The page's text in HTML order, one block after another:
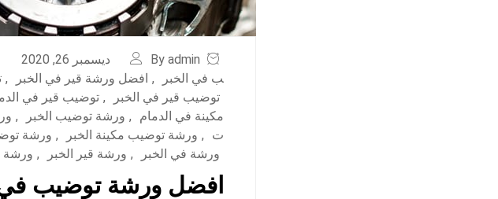
By admin ديسمبر 26, 2020
ب في الخبر
, افضل ورشة قير في الخبر ,
توضيب قير في الخبر
, توضيب قير في
مكينة في الدمام
, ورشة توضيب الخبر ,
ت
, ورشة توضيب مكينة الخبر , ورشة
ورشة في الخبر
, ورشة قير الخبر , ورشة
افضل ورشة توضيب في